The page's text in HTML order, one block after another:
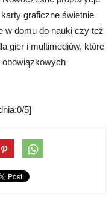
graficzne świetnie
w domu do nauki czy też
gier i multimediów, które
obowiązkowych
5]